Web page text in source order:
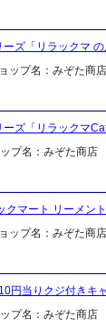
ズ「リラックマ
ップ名：みぞた商店
ズ「リラックマ
プ名：みぞた商店
クマート リーメン
ップ名：みぞた商店
円当りクジ付きキ
プ名：みぞた商店